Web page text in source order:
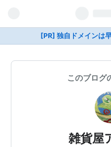
[PR] 独自ドメインは
このブログ
雑貨屋